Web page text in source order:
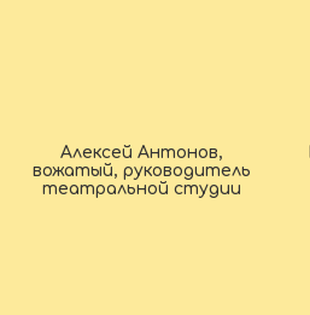
Алексей Антонов,
вожатый, руководитель
театральной студии